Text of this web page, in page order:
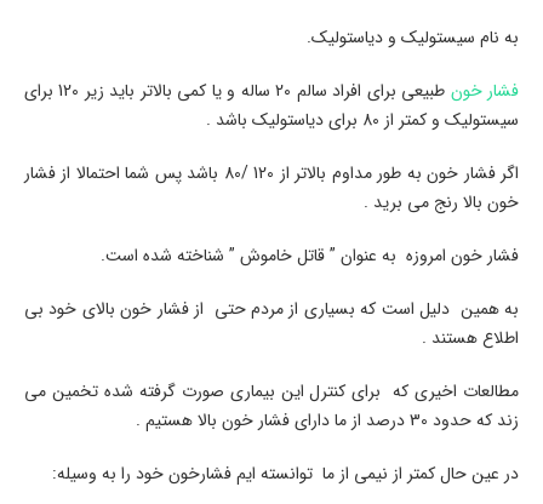
به نام سیستولیک و دیاستولیک.
فشار خون
طبیعی برای افراد سالم 20 ساله و یا کمی بالاتر باید زیر 120 برای
سیستولیک و کمتر از 80 برای دیاستولیک باشد .
اگر فشار خون به طور مداوم بالاتر از 120 /80 باشد پس شما احتمالا از فشار
خون بالا رنج می برید .
فشار خون امروزه به عنوان ” قاتل خاموش ” شناخته شده است.
به همین دلیل است که بسیاری از مردم حتی از فشار خون بالای خود بی
اطلاع هستند .
مطالعات اخیری که برای کنترل این بیماری صورت گرفته شده تخمین می
زند که حدود 30 درصد از ما دارای فشار خون بالا هستیم .
در عین حال کمتر از نیمی از ما توانسته ایم فشارخون خود را به وسیله: